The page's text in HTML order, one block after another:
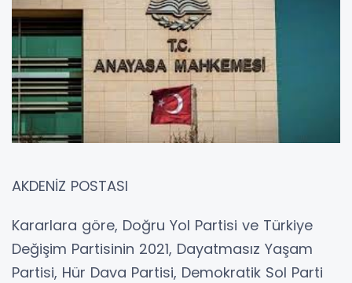
AKDENİZ POSTASI
Kararlara göre, Doğru Yol Partisi ve Türkiye
Değişim Partisinin 2021, Dayatmasız Yaşam
Partisi, Hür Dava Partisi, Demokratik Sol Parti